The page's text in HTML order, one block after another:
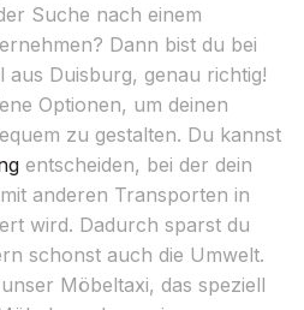
Suche nach einem
Dann bist du bei
Duisburg, genau richtig!
Optionen, um deinen
zu gestalten. Du kannst
entscheiden, bei der dein
anderen Transporten in
wird. Dadurch sparst du
schonst auch die Umwelt.
Möbeltaxi, das speziell